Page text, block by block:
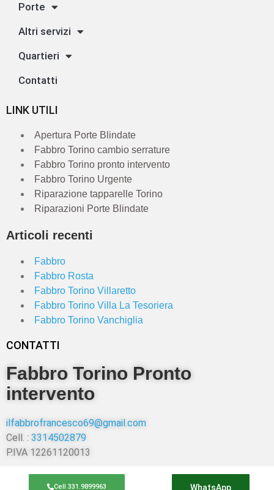
Porte
Altri servizi
Quartieri
Contatti
LINK UTILI
Apertura Porte Blindate
Fabbro Torino cambio serrature
Fabbro Torino pronto intervento
Fabbro Torino Urgente
Riparazione tapparelle Torino
Riparazioni Porte Blindate
Articoli recenti
Fabbro
Fabbro Rosta
Fabbro Torino Villaretto
Fabbro Torino Villa La Tesoriera
Fabbro Torino Vanchiglia
CONTATTI
Fabbro Torino Pronto
intervento
ilfabbrofrancesco69@gmail.com
Cell. : 3314502879
P.IVA 12261120013
Cell 331.9899963 WhatsApp